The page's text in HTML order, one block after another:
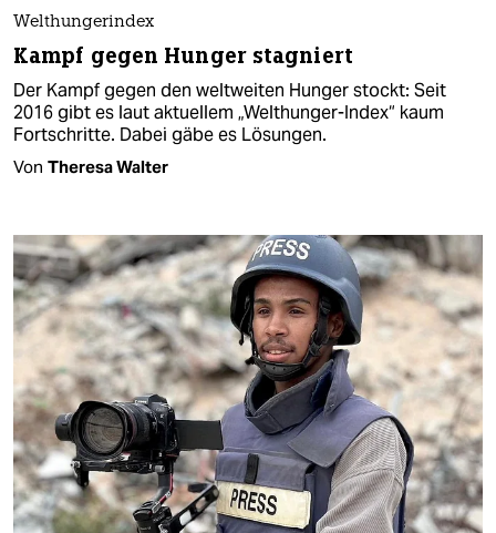
Welthungerindex
Kampf gegen Hunger stagniert
Der Kampf gegen den weltweiten Hunger stockt: Seit
2016 gibt es laut aktuellem „Welthunger-Index“ kaum
Fortschritte. Dabei gäbe es Lösungen.
Von Theresa Walter